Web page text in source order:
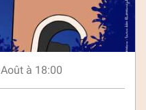
Août à 18:00